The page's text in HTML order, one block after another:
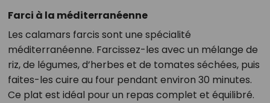
Farci à la méditerranéenne
Les calamars farcis sont une spécialité
méditerranéenne. Farcissez-les avec un mélange de
riz, de légumes, d’herbes et de tomates séchées, puis
faites-les cuire au four pendant environ 30 minutes.
Ce plat est idéal pour un repas complet et équilibré.